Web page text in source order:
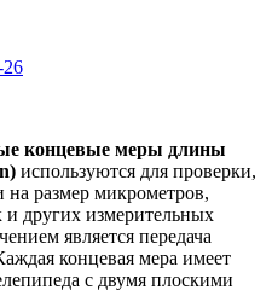
концевые меры длины
используются для проверки,
на размер микрометров,
других измерительных
является передача
концевая мера имеет
с двумя плоскими